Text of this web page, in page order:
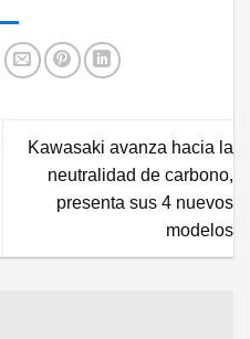
Kawasaki avanza hacia la
neutralidad de carbono,
presenta sus 4 nuevos
modelos